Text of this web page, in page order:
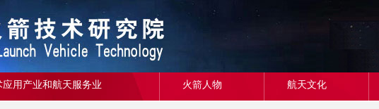
应用产业和航天服务业 火箭人物 航天文化